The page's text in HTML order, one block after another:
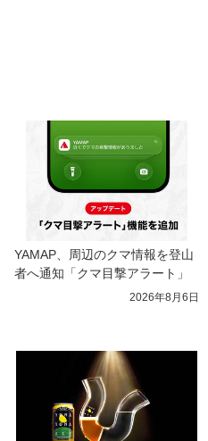
YAMAP、周辺のクマ情報を登山
者へ通知「クマ目撃アラート」
2026年8月6日